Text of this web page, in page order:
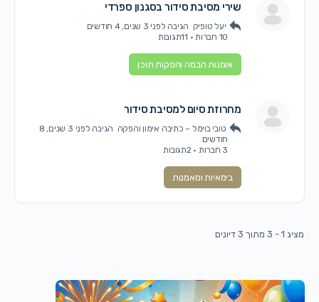
שירי מסיבת סידור בסגנון ספרדי
יעל טופיק הגיבה לפני 3 שנים, 4 חודשים
10 חברות
· 11תגובות
אומנות הבמה והפקות תוכן
מחרוזת סיום למסיבת סידור
טובי בוימל – כתיבה אימון והפקה הגיבה
לפני 3 שנים, 8
חודשים
3 חברות
· 2תגובות
בימאיות ומאמנות
מציג 1 - 3 מתוך 3 דיונים